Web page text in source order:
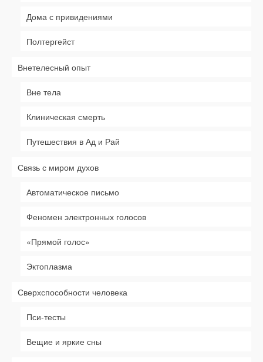
Дома с привидениями
Полтергейст
Внетелесный опыт
Вне тела
Клиническая смерть
Путешествия в Ад и Рай
Связь с миром духов
Автоматическое письмо
Феномен электронных голосов
«Прямой голос»
Эктоплазма
Сверхспособности человека
Пси-тесты
Вещие и яркие сны